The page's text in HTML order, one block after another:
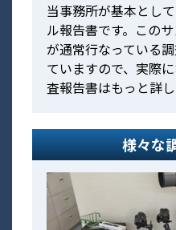
当事務所が基本とし
ル報告書です。この
が通常行なっている
ていますので、実際
査報告書はもっと詳し
様々な